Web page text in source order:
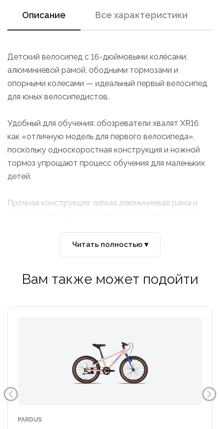
Описание Все характеристики
Детский велосипед с 16-дюймовыми колёсами,
алюминиевой рамой, ободными тормозами и
опорными колесами — идеальный первый велосипед
для юных велосипедистов.
Удобный для обучения: обозреватели хвалят XR16
как «отличную модель для первого велосипеда»,
поскольку односкоростная конструкция и ножной
тормоз упрощают процесс обучения для маленьких
детей.
Прочная конструкция: легкая алюминиевая рама и
Функции безопасности: в комплекте есть
балансу. Также предусмотрена защита трансмиссии,
звёздочку.
Читать полностью ▾
Вам также может подойти
PARDUS